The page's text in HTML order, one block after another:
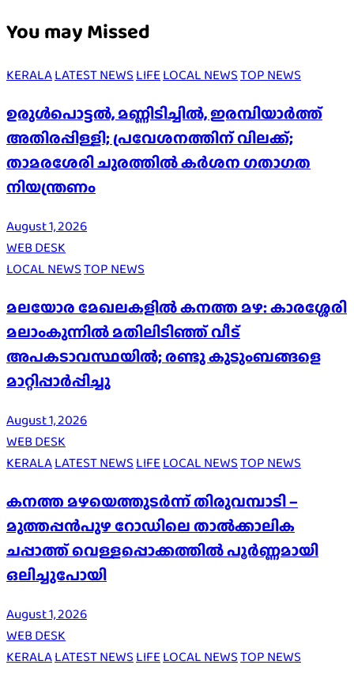
You may Missed
KERALALATEST NEWSLIFELOCAL NEWSTOP NEWS
ഉരുൾപൊട്ടൽ, മണ്ണിടിച്ചിൽ, ഇരമ്പിയാര്‍ത്ത്
അതിരപ്പിള്ളി; പ്രവേശനത്തിന് വിലക്ക്;
താമരശേരി ചുരത്തില്‍ കര്‍ശന ഗതാഗത
നിയന്ത്രണം
August 1, 2026
WEB DESK
LOCAL NEWSTOP NEWS
മലയോര മേഖലകളിൽ കനത്ത മഴ: കാരശ്ശേരി
മലാംകുന്നിൽ മതിലിടിഞ്ഞ് വീട്
അപകടാവസ്ഥയിൽ; രണ്ടു കുടുംബങ്ങളെ
മാറ്റിപ്പാർപ്പിച്ചു
August 1, 2026
WEB DESK
KERALALATEST NEWS LIFE LOCAL NEWSTOP NEWS
കനത്ത മഴയെത്തുടർന്ന് തിരുവമ്പാടി –
മുത്തപ്പൻപുഴ റോഡിലെ താൽക്കാലിക
ചപ്പാത്ത് വെള്ളപ്പൊക്കത്തിൽ പൂർണ്ണമായി
ഒലിച്ചുപോയി
August 1, 2026
WEB DESK
KERALALATEST NEWS LIFE LOCAL NEWSTOP NEWS